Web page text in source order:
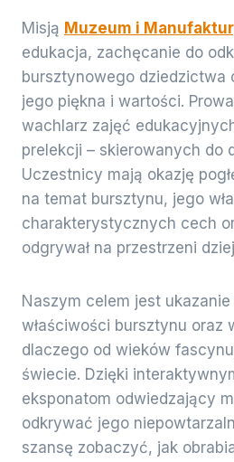
Misją Muzeum i
edukacja, zachęcanie do
bursztynowego dziedzictwa
jego piękna i wartości.
wachlarz zajęć
prelekcji – skierowanych do
Uczestnicy mają okazję
na temat bursztynu, jego
charakterystycznych cech
odgrywał na przestrzeni
Naszym celem jest
właściwości bursztynu oraz
dlaczego od wieków
świecie. Dzięki
eksponatom odwiedzający
odkrywać jego
szansę zobaczyć, jak